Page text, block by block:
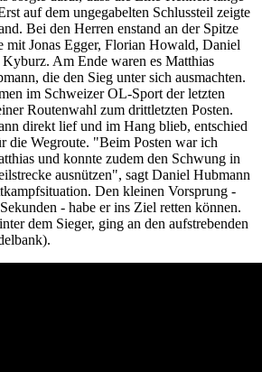
auf dem ungegabelten Schlussteil zeigte
Bei den Herren enstand an der Spitze
mit Jonas Egger, Florian Howald, Daniel
Am Ende waren es Matthias
die den Sieg unter sich ausmachten.
im Schweizer OL-Sport der letzten
Routenwahl zum drittletzten Posten.
direkt lief und im Hang blieb, entschied
die Wegroute. "Beim Posten war ich
und konnte zudem den Schwung in
ausnützen", sagt Daniel Hubmann
Den kleinen Vorsprung -
- habe er ins Ziel retten können.
dem Sieger, ging an den aufstrebenden